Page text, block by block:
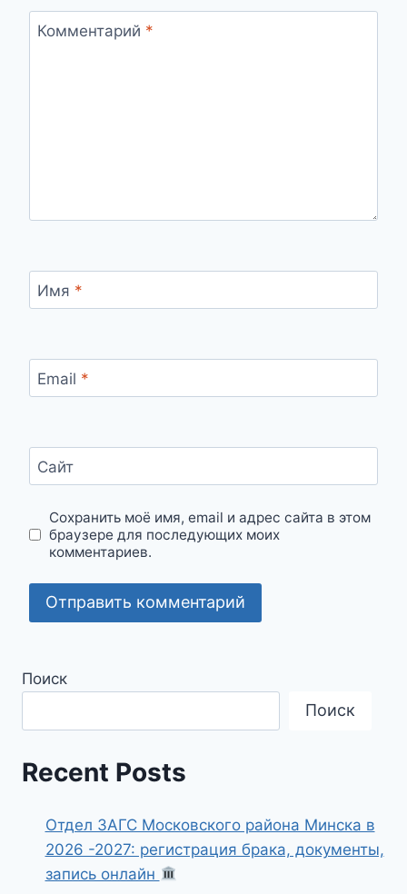
Комментарий *
Имя *
Email *
Сайт
Сохранить моё имя, email и адрес сайта в этом
браузере для последующих моих
комментариев.
Поиск
Поиск
Recent Posts
Отдел ЗАГС Московского района Минска в
2026 -2027: регистрация брака, документы,
запись онлайн